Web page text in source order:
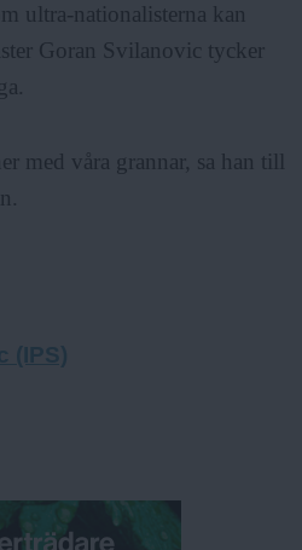
ultra-nationalisterna kan
Goran Svilanovic tycker
med våra grannar, sa han till
(IPS)